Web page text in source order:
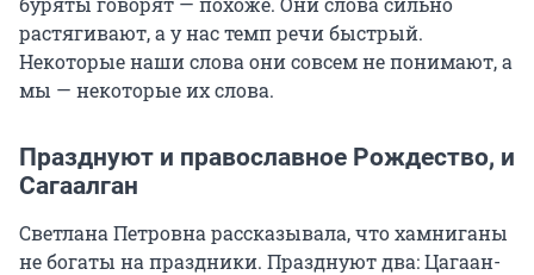
растягивают, а у нас темп речи быстрый.
Некоторые наши слова они совсем не понимают, а
мы — некоторые их слова.
Празднуют и православное Рождество, и
Сагаалган
Светлана Петровна рассказывала, что хамниганы
не богаты на праздники. Празднуют два: Цагаан-